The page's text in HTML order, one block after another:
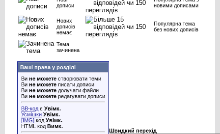
дописи
новими дописами
Нових
дописів
немає
Популярна тема
без нових дописів
Тема
зачинена
Ваші права у розділі
Ви не можете створювати теми
Ви не можете писати дописи
Ви не можете долучати файли
Ви не можете редагувати дописи
BB-код є Увімк.
Усмішки Увімк.
[IMG] код Увімк.
HTML код Вимк.
Швидкий перехід